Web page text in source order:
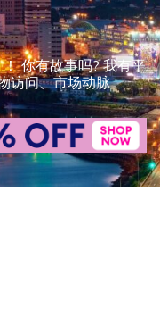
你有故事吗? 我有平
访问、市场动脉